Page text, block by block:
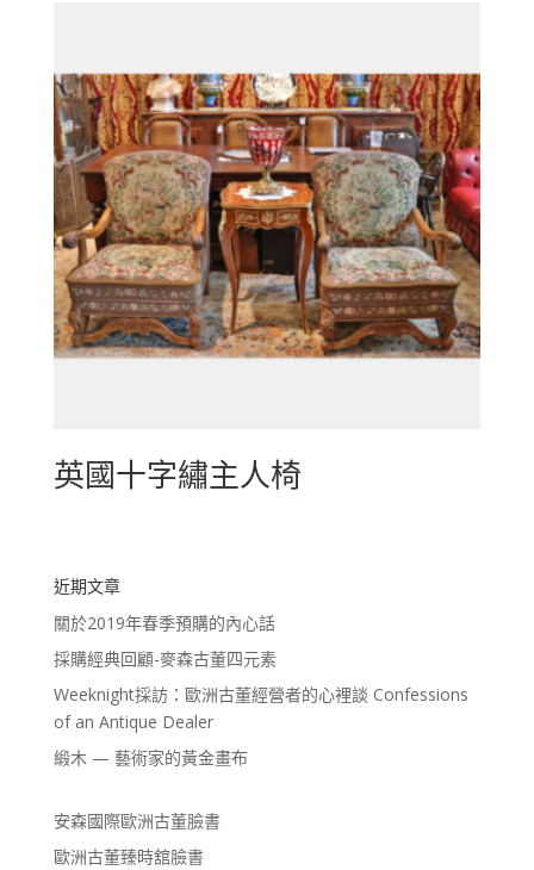
英國十字繡主人椅
近期文章
關於2019年春季預購的內心話
採購經典回顧-麥森古董四元素
Weeknight採訪：歐洲古董經營者的心裡談 Confessions
of an Antique Dealer
緞木 — 藝術家的黃金畫布
安森國際歐洲古董臉書
歐洲古董臻時舘臉書